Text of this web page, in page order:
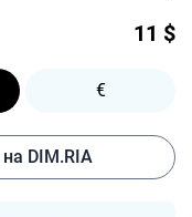
11 $
€
DIM.RIA